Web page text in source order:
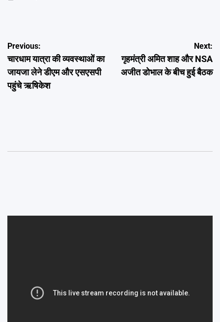
Post
navigation
Previous:
चारधाम यात्रा की व्यवस्थाओं का
जायजा लेने डीएम और एसएसपी
पहुंचे ऋषिकेश
Next:
गृहमंत्री अमित शाह और NSA
अजीत डोभाल के बीच हुई बैठक